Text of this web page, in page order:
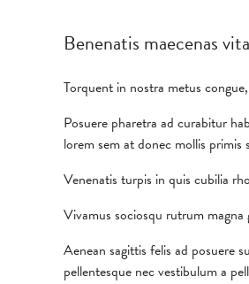
Benenatis maecenas
Torquent in nostra metus
Posuere pharetra ad curabitur
lorem sem at donec mollis
Venenatis turpis in quis cubilia
Vivamus sociosqu rutrum
Aenean sagittis felis ad posuere
pellentesque nec vestibulum a